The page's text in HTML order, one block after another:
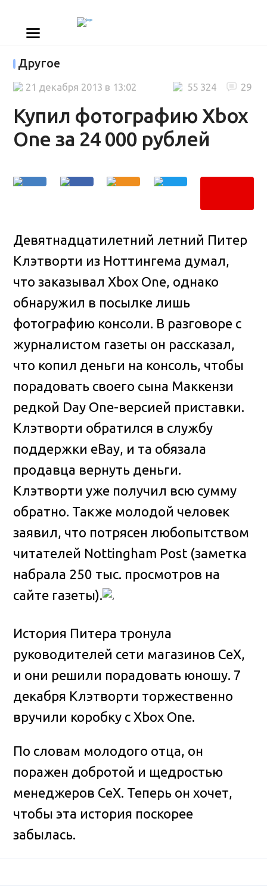
Другое
Купил фотографию Xbox
One за 24 000 рублей
29
55 324
21 декабря 2013 в 13:02
Девятнадцатилетний летний Питер
Клэтворти из Ноттингема думал,
что заказывал Xbox One, однако
обнаружил в посылке лишь
фотографию консоли. В разговоре с
журналистом газеты он рассказал,
что копил деньги на консоль, чтобы
порадовать своего сына Маккензи
редкой Day One-версией приставки.
Клэтворти обратился в службу
поддержки eBay, и та обязала
продавца вернуть деньги.
Клэтворти уже получил всю сумму
обратно. Также молодой человек
заявил, что потрясен любопытством
читателей Nottingham Post (заметка
набрала 250 тыс. просмотров на
сайте газеты).
История Питера тронула
руководителей сети магазинов CeX,
и они решили порадовать юношу. 7
декабря Клэтворти торжественно
вручили коробку с Xbox One.
По словам молодого отца, он
поражен добротой и щедростью
менеджеров CeX. Теперь он хочет,
чтобы эта история поскорее
забылась.